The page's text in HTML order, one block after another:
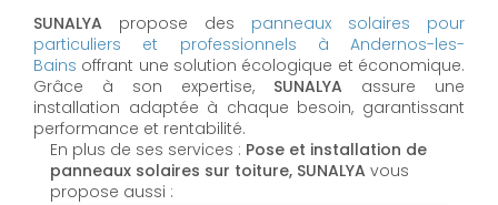
SUNALYA propose des panneaux solaires pour
particuliers et professionnels à Andernos-les-
Bains offrant une solution écologique et économique.
Grâce à son expertise, SUNALYA assure une
installation adaptée à chaque besoin, garantissant
performance et rentabilité.
En plus de ses services : Pose et installation de
panneaux solaires sur toiture, SUNALYA vous
propose aussi :